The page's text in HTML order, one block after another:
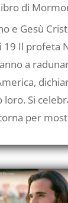
di
e Gesù
19 Il profeta
a
loro. Si
per